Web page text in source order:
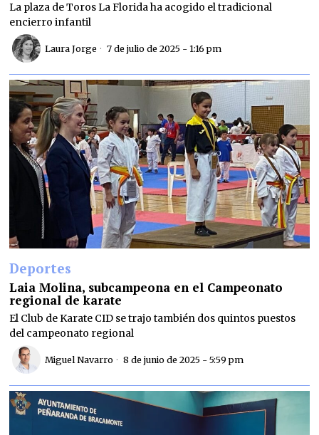
La plaza de Toros La Florida ha acogido el tradicional
encierro infantil
Laura Jorge 7 de julio de 2025 - 1:16 pm
Deportes
Laia Molina, subcampeona en el Campeonato
regional de karate
El Club de Karate CID se trajo también dos quintos puestos
del campeonato regional
Miguel Navarro 8 de junio de 2025 - 5:59 pm